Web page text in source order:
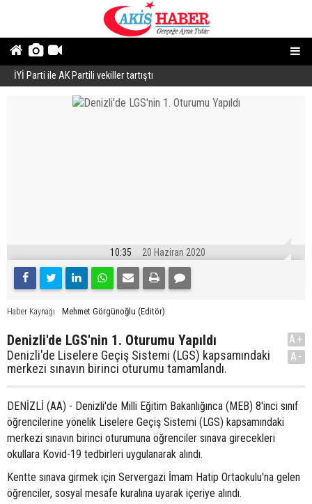
İYİ Parti ile AK Partili vekiller tartıştı
10:35 20 Haziran 2020
Haber Kaynağı Mehmet Görgünoğlu (Editör)
Denizli'de LGS'nin 1. Oturumu Yapıldı
Denizli'de Liselere Geçiş Sistemi (LGS) kapsamındaki
merkezi sınavın birinci oturumu tamamlandı.
A+
A-
DENİZLİ (AA) - Denizli'de Milli Eğitim Bakanlığınca (MEB) 8'inci sınıf
öğrencilerine yönelik Liselere Geçiş Sistemi (LGS) kapsamındaki
merkezi sınavın birinci oturumuna öğrenciler sınava girecekleri
okullara Kovid-19 tedbirleri uygulanarak alındı.
Kentte sınava girmek için Servergazi İmam Hatip Ortaokulu'na gelen
öğrenciler, sosyal mesafe kuralına uyarak içeriye alındı.